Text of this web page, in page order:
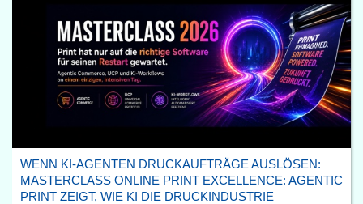
WENN KI-AGENTEN DRUCKAUFTRÄGE AUSLÖSEN:
MASTERCLASS ONLINE PRINT EXCELLENCE: AGENTIC
PRINT ZEIGT, WIE KI DIE DRUCKINDUSTRIE